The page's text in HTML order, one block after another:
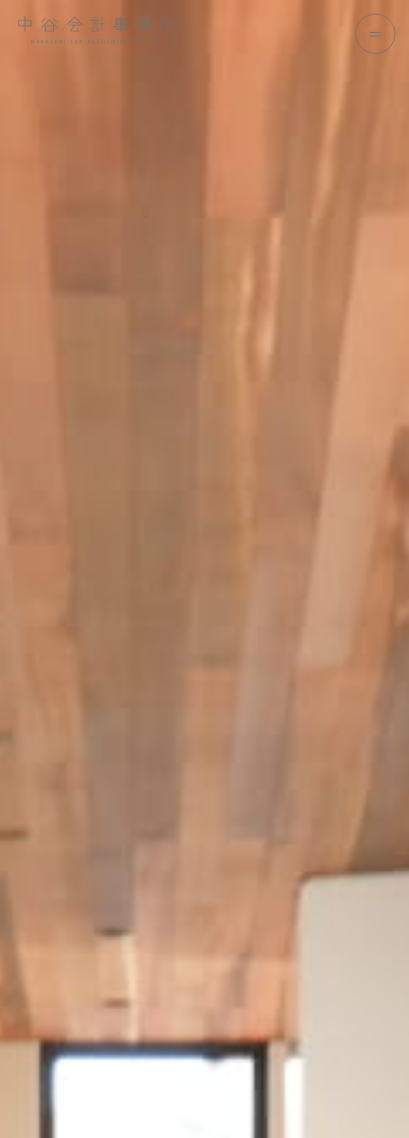
メ
本文までスキップする
中谷会計事務所